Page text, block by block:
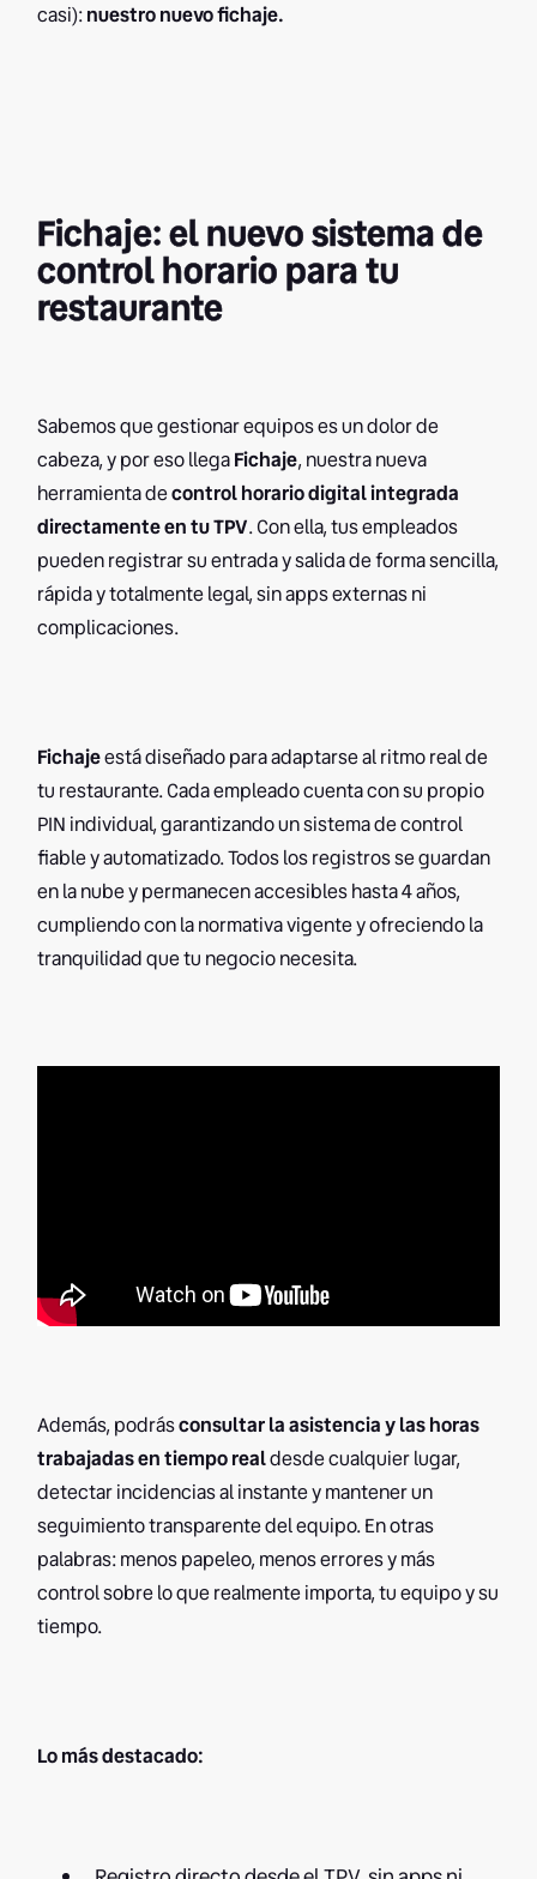
casi):nuestro nuevo fichaje.
Fichaje: el nuevo sistema de
control horario para tu
restaurante
Sabemos que gestionar equipos es un dolor de
cabeza, y por eso llegaFichaje, nuestra nueva
herramienta decontrol horario digital integrada
directamente en tu TPV. Con ella, tus empleados
pueden registrar su entrada y salida de forma sencilla,
rápida y totalmente legal, sin apps externas ni
complicaciones.
Fichajeestá diseñado para adaptarse al ritmo real de
tu restaurante. Cada empleado cuenta con su propio
PIN individual, garantizando un sistema de control
fiable y automatizado. Todos los registros se guardan
en la nube y permanecen accesibles hasta 4 años,
cumpliendo con la normativa vigente y ofreciendo la
tranquilidad que tu negocio necesita.
Además, podrásconsultar la asistencia y las horas
trabajadas en tiempo realdesde cualquier lugar,
detectar incidencias al instante y mantener un
seguimiento transparente del equipo. En otras
palabras: menos papeleo, menos errores y más
control sobre lo que realmente importa, tu equipo y su
tiempo.
Lo más destacado: